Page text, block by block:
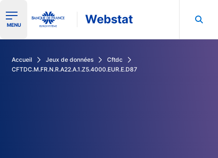
Ouvrir le menu de navigation
MENU Webstat
Accueil Jeux de données
Cftdc
CFTDC.M.FR.N.R.A22.A.1.Z5.4000.EUR.E.D87